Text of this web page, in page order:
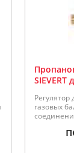
Регулятор
газовых